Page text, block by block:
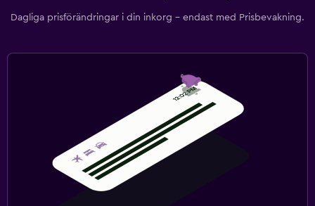
Dagliga prisförändringar i din inkorg – endast med Prisbevakning.